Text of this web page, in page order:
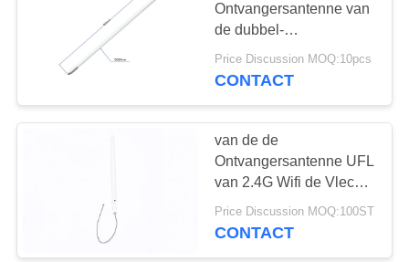
magnetische
basisantenne
32
de Antenne van 3G
69
Ontvangersantenne van
de dubbel-
bandglasvezel de
Externe 9dBi Wifi
Price Discussion MOQ:10pcs
CONTACT
van de de
Ontvangersantenne UFL
van 2.4G Wifi de Vlecht
Rubberkabel voor de
Vlecht van PCB Wifi
Price Discussion MOQ:100ST
CONTACT